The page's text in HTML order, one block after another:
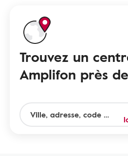
Trouvez un
Amplifon près